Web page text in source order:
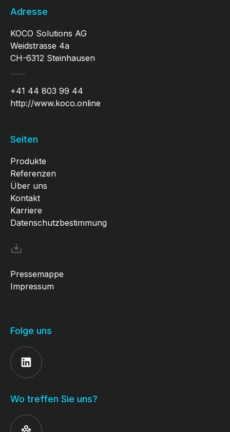
Adresse
KOCO Solutions AG
Weidstrasse 4a
CH-6312 Steinhausen
+41 44 803 99 44
http://www.koco.online
Seiten
Produkte
Referenzen
Über uns
Kontakt
Karriere
Datenschutzbestimmung
Pressemappe
Impressum
Folge uns
Wo treffen Sie uns?